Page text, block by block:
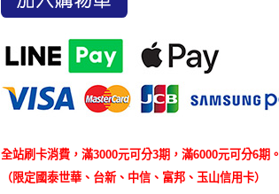
全站刷卡消費，滿3000元可分3期，滿6000元可分6期。
（限定國泰世華、台新、中信、富邦、玉山信用卡）